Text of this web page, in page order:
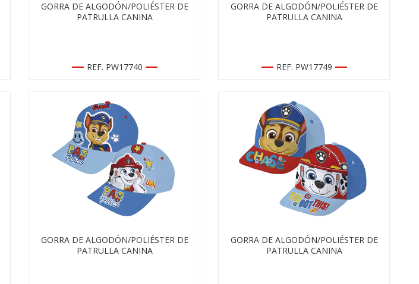
GORRA DE ALGODÓN/POLIÉSTER DE
PATRULLA CANINA
REF. PW17740
GORRA DE ALGODÓN/POLIÉSTER DE
PATRULLA CANINA
REF. PW17749
GORRA DE ALGODÓN/POLIÉSTER DE
PATRULLA CANINA
GORRA DE ALGODÓN/POLIÉSTER DE
PATRULLA CANINA